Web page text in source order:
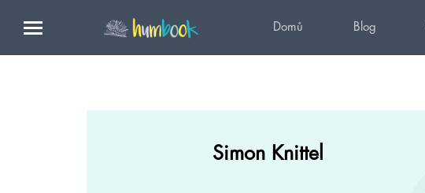
Domů Blog
Simon Knittel